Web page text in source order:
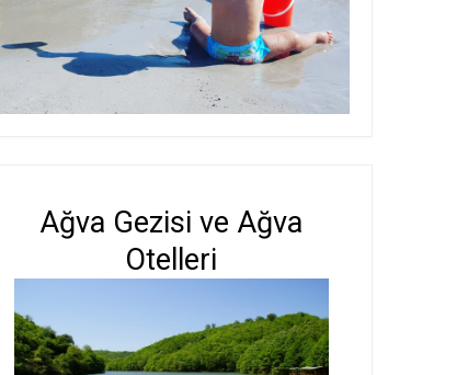
Ağva Gezisi ve Ağva
Otelleri